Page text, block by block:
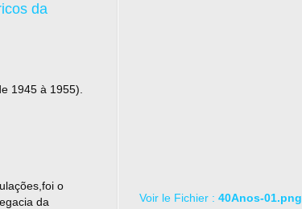
da
1945 à 1955).
o
da
Voir le Fichier : 40Anos-01.png